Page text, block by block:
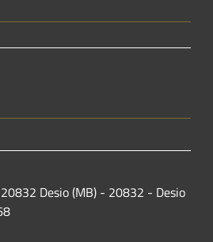
Desio (MB) - 20832 - Desio